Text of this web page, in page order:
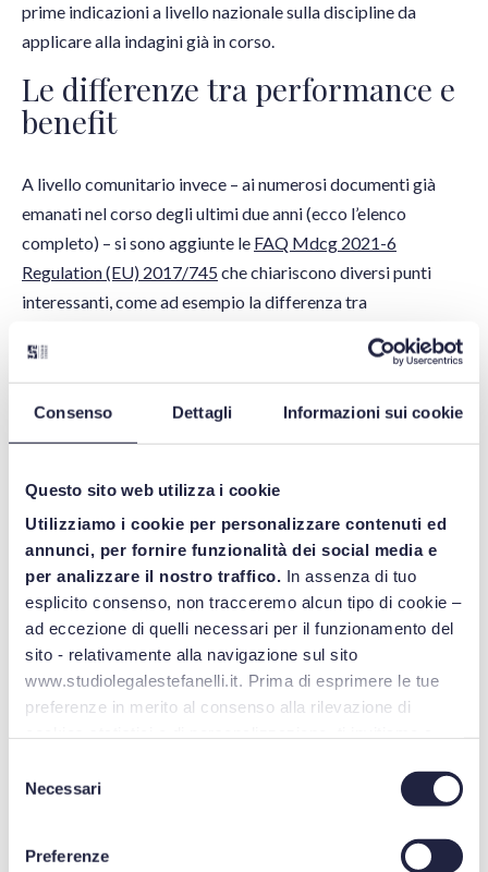
Consenso Dettagli Informazioni sui cookie
Questo sito web utilizza i cookie
Utilizziamo i cookie per personalizzare contenuti ed
annunci, per fornire funzionalità dei social media e
per analizzare il nostro traffico. In assenza di tuo
esplicito consenso, non tracceremo alcun tipo di cookie –
ad eccezione di quelli necessari per il funzionamento del
sito - relativamente alla navigazione sul sito
www.studiolegalestefanelli.it. Prima di esprimere le tue
preferenze in merito al consenso alla rilevazione di
delNecessari
Preferenze
prime indicazioni a livello nazionale sulla discipline da
applicare alla indagini già in corso.
Le differenze tra performance e
benefit
A livello comunitario invece – ai numerosi documenti già
emanati nel corso degli ultimi due anni (ecco l’elenco
completo) – si sono aggiunte le FAQ Mdcg 2021-6
Regulation (EU) 2017/745che chiariscono diversi punti
interessanti, come ad esempio la differenza tra
siano i safety reporting requirements. In particolare, si
fornisce poi uno schema che elenca le possibili indagini
cliniche da effettuare (su dm marcati o non marcati CE e su
dm che non verranno marcati) oltre a un elenco (non
Verso Eudamed
A questa ha fatto seguito la
Mdcg 2021-08 Clinical
investigation application/notification documents
fornisce una serie di modelli di documenti che, in attesa della
piena operatività del sistema Eudamed, devono essere
compilati e inoltrati alle autorità competenti dello Stato
recentissima
Mdcg 2021-28 Substantial modification of
contiene il file da compilare qualora lo sponsor che conduce